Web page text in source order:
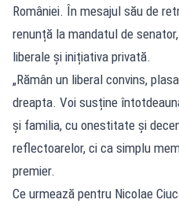
României. În mesajul său de
renunță la mandatul de
liberale și inițiativa privată.
„Rămân un liberal convins,
dreapta. Voi susține
și familia, cu onestitate și
reflectoarelor, ci ca simplu
premier.
Ce urmează pentru Nicolae